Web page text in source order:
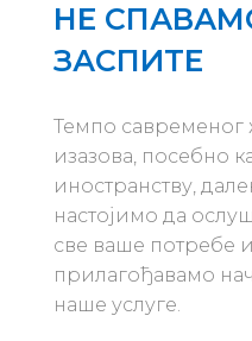
НЕ
ЗАСПИТЕ
Темпо савременог
изазова, посебно
иностранству,
настојимо да
све ваше потребе
прилагођавамо
наше услуге.